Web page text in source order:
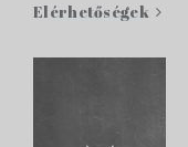
Elérhetőségek